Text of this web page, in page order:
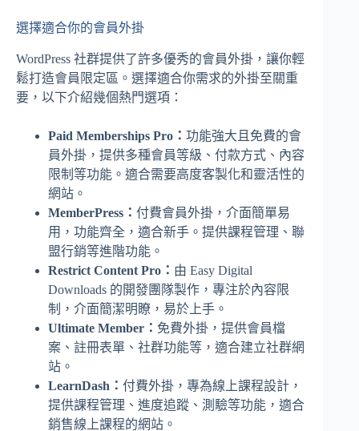
選擇適合你的會員外掛
WordPress 社群提供了許多優秀的會員外掛，讓你輕
鬆打造會員限定區。選擇適合你需求的外掛至關重
要，以下介紹幾個熱門選項：
Paid Memberships Pro： 功能強大且免費的會
員外掛，提供多種會員等級、付款方式、內容
限制等功能。適合需要高度客製化和靈活性的
網站。
MemberPress： 付費會員外掛，介面簡單易
用，功能齊全，適合新手。提供課程管理、聯
盟行銷等進階功能。
Restrict Content Pro： 由 Easy Digital
Downloads 的開發團隊製作，專注於內容限
制，介面簡潔明瞭，易於上手。
Ultimate Member： 免費外掛，提供會員檔
案、註冊表單、社群功能等，適合建立社群網
站。
LearnDash： 付費外掛，專為線上課程設計，
提供課程管理、進度追蹤、測驗等功能，適合
銷售線上課程的網站。